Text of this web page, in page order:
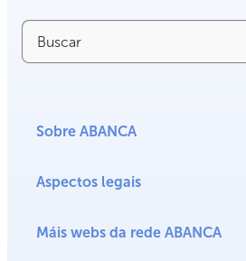
Buscar
Sobre ABANCA
Aspectos legais
Máis webs da rede ABANCA